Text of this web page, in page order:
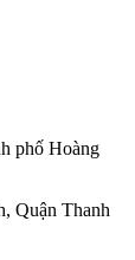
phố Hoàng
Quận Thanh